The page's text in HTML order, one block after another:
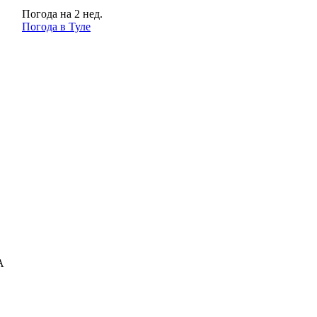
Погода на 2 нед.
Погода в Туле